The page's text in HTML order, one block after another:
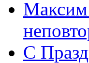
Максим
С